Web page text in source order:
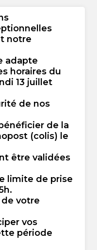
notre
adapte
horaires du
13 juillet
de nos
de la
(colis) le
être validées
limite de prise
.
votre
vos
période